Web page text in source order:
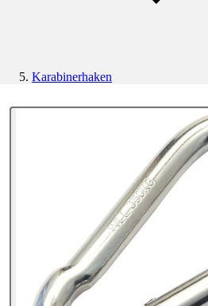
Karabinerhaken